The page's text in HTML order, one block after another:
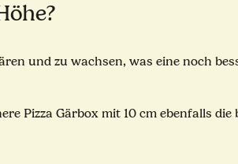
und zu wachsen, was eine noch
Pizza Gärbox mit 10 cm ebenfalls